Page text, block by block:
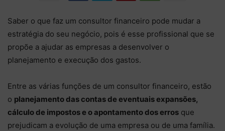
Saber o que faz um consultor financeiro pode mudar a
estratégia do seu negócio, pois é esse profissional que se
propõe a ajudar as empresas a desenvolver o
planejamento e execução dos gastos.
Entre as várias funções de um consultor financeiro, estão
o planejamento das contas de eventuais expansões,
cálculo de impostos e o apontamento dos erros que
prejudicam a evolução de uma empresa ou de uma família.